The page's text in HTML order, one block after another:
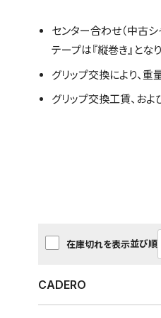
センター合わせ（中古シ
テープは『縦巻き』と
グリップ交換により、
グリップ交換工賃、お
在庫切れを表示並び順
CADERO